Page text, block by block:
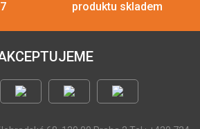
produktu skladem